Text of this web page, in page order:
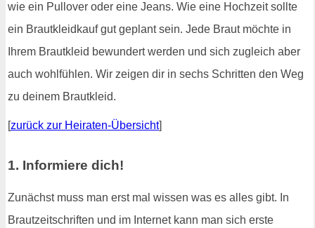
wie ein Pullover oder eine Jeans. Wie eine Hochzeit sollte
ein Brautkleidkauf gut geplant sein. Jede Braut möchte in
Ihrem Brautkleid bewundert werden und sich zugleich aber
auch wohlfühlen. Wir zeigen dir in sechs Schritten den Weg
zu deinem Brautkleid.
[zurück zur Heiraten-Übersicht]
1. Informiere dich!
Zunächst muss man erst mal wissen was es alles gibt. In
Brautzeitschriften und im Internet kann man sich erste